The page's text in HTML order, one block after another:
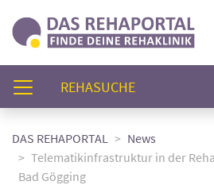
REHASUCHE(AKTUELL)
DAS REHAPORTAL
News
Telematikinfrastruktur in der
Bad Gögging